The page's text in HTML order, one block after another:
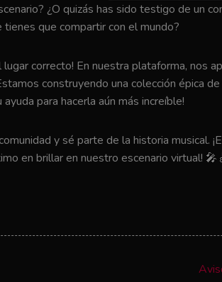
¿O quizás has sido testigo de un
que compartir con el mundo?
lugar correcto! En nuestra plataforma, nos
construyendo una colección épica
para hacerla aún más increíble!
y sé parte de la historia musical.
en brillar en nuestro escenario virtual!